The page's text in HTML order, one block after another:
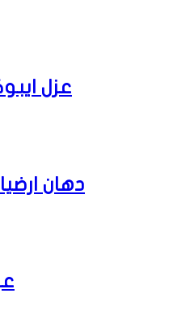
عزل
دهان